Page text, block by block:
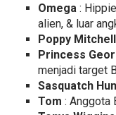
Omega :
alien, & luar
Poppy Mitchell
Princess
menjadi target
Sasquatch
Tom : Anggota